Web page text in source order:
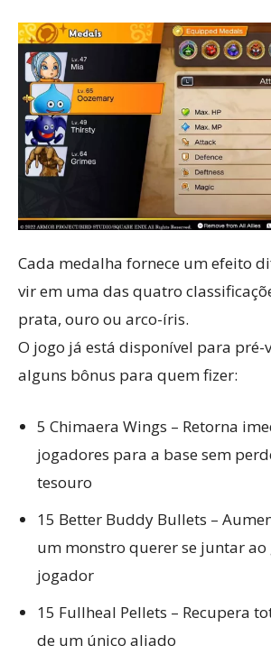
Cada medalha fornece um efeito
vir em uma das quatro
prata, ouro ou arco-íris.
O jogo já está disponível para pré-
alguns bônus para quem fizer:
5 Chimaera Wings – Retorna
jogadores para a base sem
tesouro
15 Better Buddy Bullets –
um monstro querer se juntar
jogador
15 Fullheal Pellets – Recupera
de um único aliado